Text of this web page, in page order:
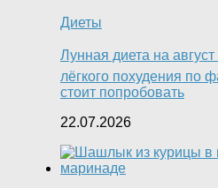
Диеты
Лунная диета на
лёгкого похудения по
стоит попробовать
22.07.2026